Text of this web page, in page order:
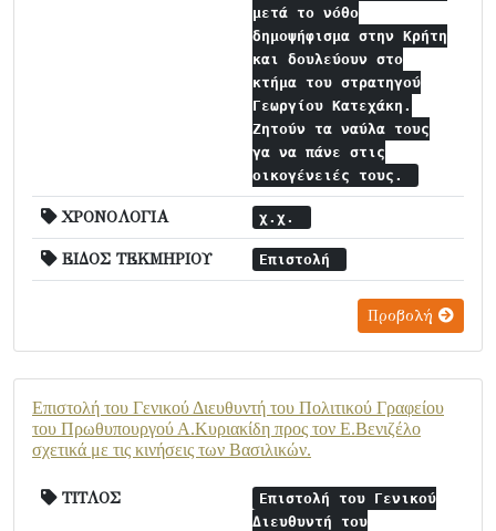
μετά το νόθο
δημοψήφισμα στην Κρήτη
και δουλεύουν στο
κτήμα του στρατηγού
Γεωργίου Κατεχάκη.
Ζητούν τα ναύλα τους
γα να πάνε στις
οικογένειές τους.
ΧΡΟΝΟΛΟΓΙΑ χ.χ.
ΕΙΔΟΣ ΤΕΚΜΗΡΙΟΥ Επιστολή
Προβολή
Επιστολή του Γενικού Διευθυντή του Πολιτικού Γραφείου
του Πρωθυπουργού Α.Κυριακίδη προς τον Ε.Βενιζέλο
σχετικά με τις κινήσεις των Βασιλικών.
ΤΙΤΛΟΣ
Επιστολή του Γενικού
Διευθυντή του